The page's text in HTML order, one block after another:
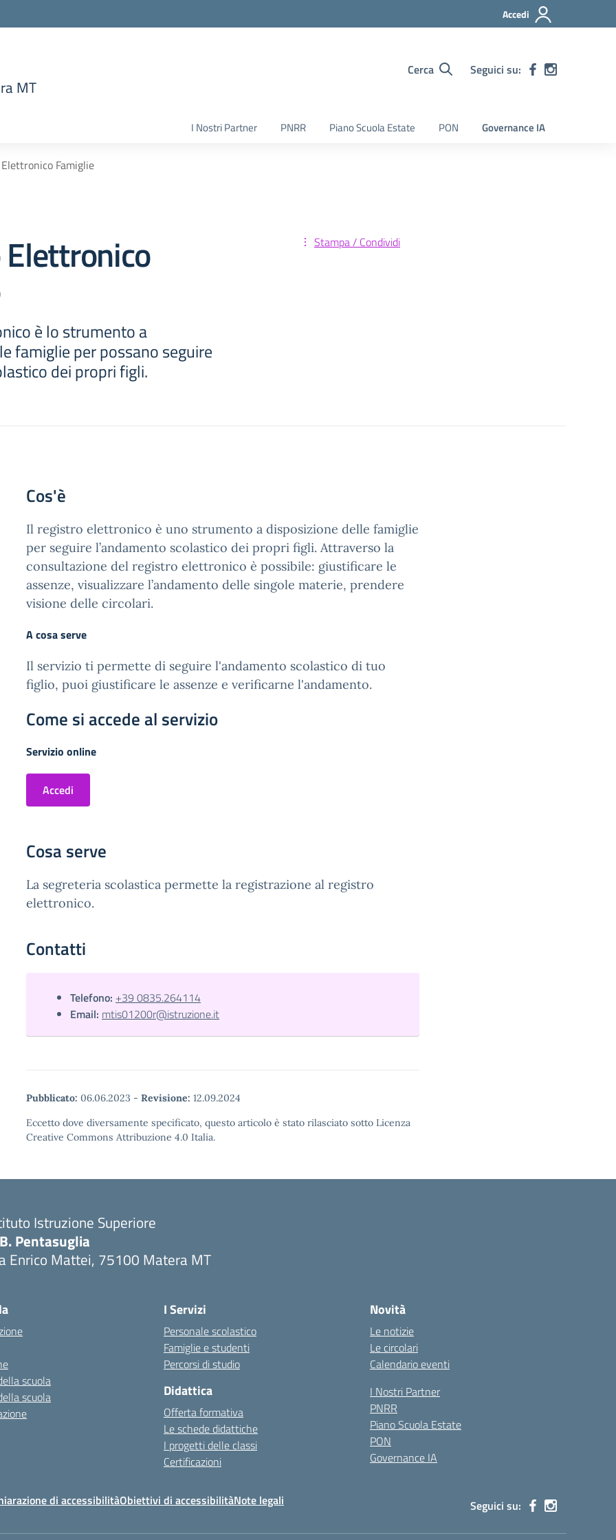
Accedi
MT
Cerca Seguici su:
I Nostri Partner PNRR Piano Scuola Estate PON Governance IA
Famiglie
è lo strumento a
famiglie per possano seguire
dei propri figli.
Stampa / Condividi
Cos'è
Il registro elettronico è uno strumento a disposizione delle famiglie
per seguire l’andamento scolastico dei propri figli. Attraverso la
consultazione del registro elettronico è possibile: giustificare le
assenze, visualizzare l’andamento delle singole materie, prendere
visione delle circolari.
A cosa serve
Il servizio ti permette di seguire l'andamento scolastico di tuo
figlio, puoi giustificare le assenze e verificarne l'andamento.
Come si accede al servizio
Servizio online
Accedi
Cosa serve
La segreteria scolastica permette la registrazione al registro
elettronico.
Contatti
Telefono: +39 0835.264114
Email: mtis01200r@istruzione.it
Pubblicato: 06.06.2023 - Revisione: 12.09.2024
Eccetto dove diversamente specificato, questo articolo è stato rilasciato sotto Licenza
Creative Commons Attribuzione 4.0 Italia.
Istruzione Superiore
Pentasuglia
Enrico Mattei, 75100 Matera MT
scuola
scuola
I Servizi
Personale scolastico
Famiglie e studenti
Percorsi di studio
Didattica
Offerta formativa
Le schede didattiche
I progetti delle classi
Certificazioni
Novità
Le notizie
Le circolari
Calendario eventi
I Nostri Partner
PNRR
Piano Scuola Estate
PON
Governance IA
di accessibilitàObiettivi di accessibilitàNote legali Seguici su: